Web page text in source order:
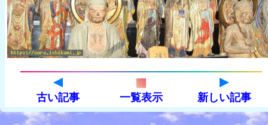
古い記事 一覧表示 新しい記事